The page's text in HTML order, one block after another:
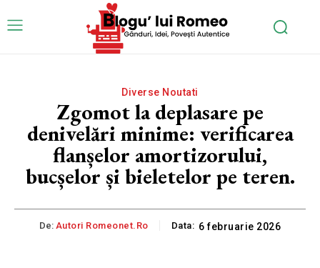
Diverse Noutati
Zgomot la deplasare pe
denivelări minime: verificarea
flanșelor amortizorului,
bucșelor și bieletelor pe teren.
De: Autori Romeonet.ro Data: 6 februarie 2026